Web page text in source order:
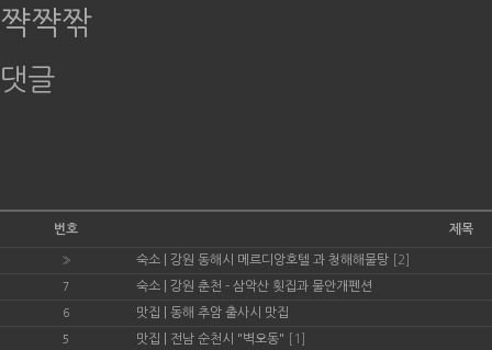
쨕쨕짞
댓글
번호 제목
» 숙소 강원 동해시 메르디앙호텔 과 청해해물탕 [2]
7 숙소 강원 춘천 - 삼악산 횟집과 물안개펜션
6 맛집 동해 추암 출사시 맛집
5 맛집 전남 순천시 "벽오동" [1]